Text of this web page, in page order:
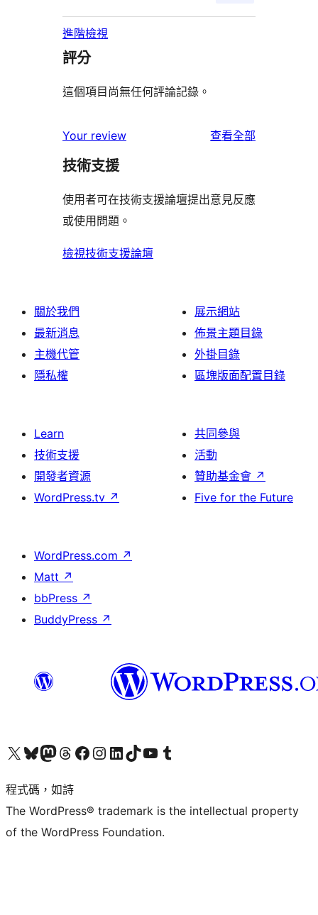
進階檢視
評分
這個項目尚無任何評論記錄。
Your review 查看全部
評
技術支援
使用者可在技術支援論壇提出意見反應
或使用問題。
檢視技術支援論壇
關於我們
最新消息
主機代管
隱私權
展示網站
佈景主題目錄
外掛目錄
區塊版面配置目錄
Learn
技術支援
開發者資源
WordPress.tv ↗
共同參與
活動
贊助基金會 ↗
Five for the Future
WordPress.com ↗
Matt ↗
bbPress ↗
BuddyPress ↗
查看我們的 X (之前的 Twitter) 帳號造訪我們的 Bluesky 帳號造訪我們的 Mastodon 帳號造訪我們的 Threads 帳號 造訪我們的 Facebook 粉絲專頁Visit our Instagram account
Visit our LinkedIn account
造訪我們的 TikTok 帳號Visit our YouTube channel
造訪我們的 Tumblr 帳號
程式碼，如詩
The WordPress® trademark is the intellectual property
of the WordPress Foundation.